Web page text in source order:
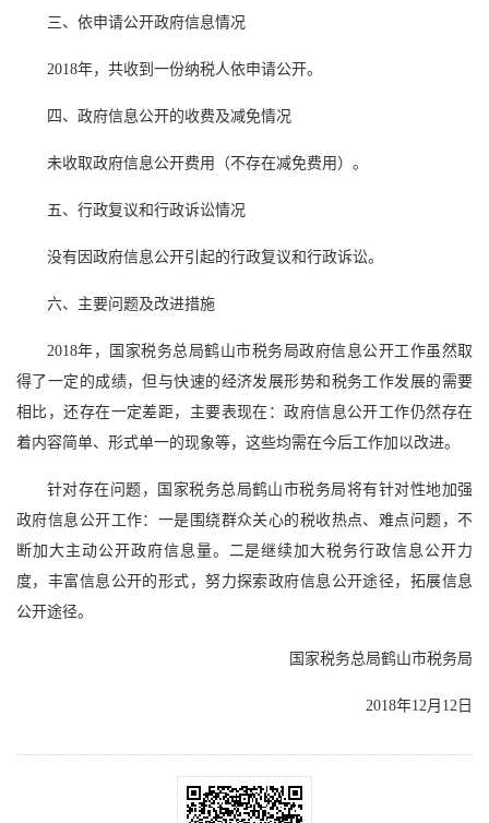
三、依申请公开政府信息情况
2018年，共收到一份纳税人依申请公开。
四、政府信息公开的收费及减免情况
未收取政府信息公开费用（不存在减免费用）。
五、行政复议和行政诉讼情况
没有因政府信息公开引起的行政复议和行政诉讼。
六、主要问题及改进措施
2018年，国家税务总局鹤山市税务局政府信息公开工作虽然取
得了一定的成绩，但与快速的经济发展形势和税务工作发展的需要
相比，还存在一定差距，主要表现在：政府信息公开工作仍然存在
着内容简单、形式单一的现象等，这些均需在今后工作加以改进。
针对存在问题，国家税务总局鹤山市税务局将有针对性地加强
政府信息公开工作：一是围绕群众关心的税收热点、难点问题，不
断加大主动公开政府信息量。二是继续加大税务行政信息公开力
度，丰富信息公开的形式，努力探索政府信息公开途径，拓展信息
公开途径。
国家税务总局鹤山市税务局
2018年12月12日